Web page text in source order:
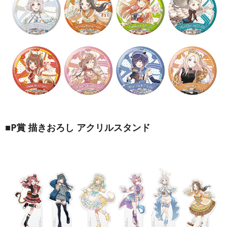
■P賞 描きおろし アクリルスタンド